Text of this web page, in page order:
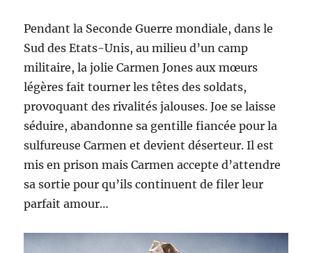
Pendant la Seconde Guerre mondiale, dans le
Sud des Etats-Unis, au milieu d’un camp
militaire, la jolie Carmen Jones aux mœurs
légères fait tourner les têtes des soldats,
provoquant des rivalités jalouses. Joe se laisse
séduire, abandonne sa gentille fiancée pour la
sulfureuse Carmen et devient déserteur. Il est
mis en prison mais Carmen accepte d’attendre
sa sortie pour qu’ils continuent de filer leur
parfait amour…